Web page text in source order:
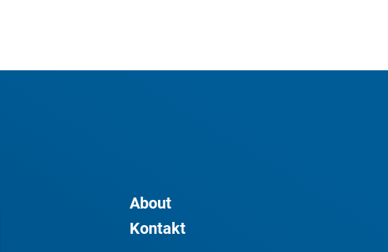
About
Kontakt